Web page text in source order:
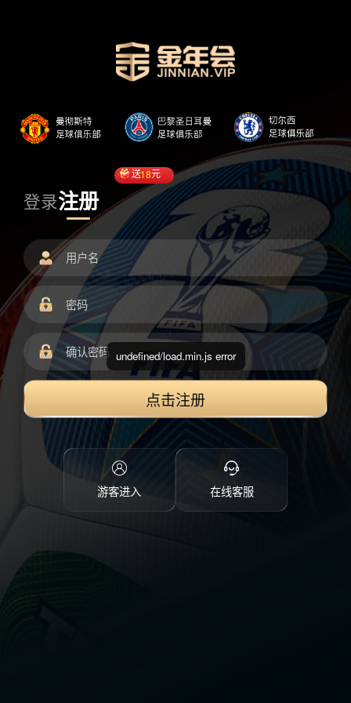
登录注册
送18元
点击注册
游客进入 在线客服
undefined/load.min.js error